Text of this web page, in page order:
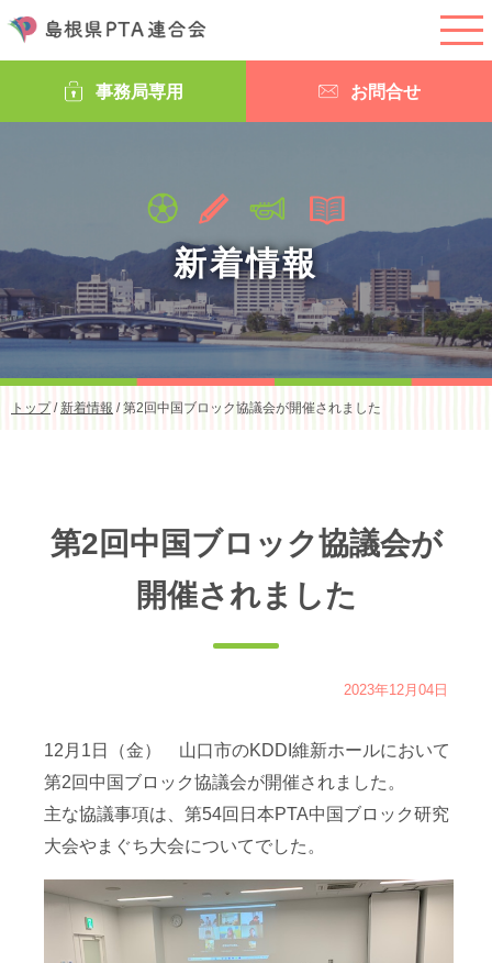
事務局専用 お問合せ
新着情報
現
トップ/ 新着情報 /第2回中国ブロック協議会が開催されました
第2回中国ブロック協議会が
開催されました
2023年12月04日
12月1日（金） 山口市のKDDI維新ホールにおいて
第2回中国ブロック協議会が開催されました。
主な協議事項は、第54回日本PTA中国ブロック研究
大会やまぐち大会についてでした。